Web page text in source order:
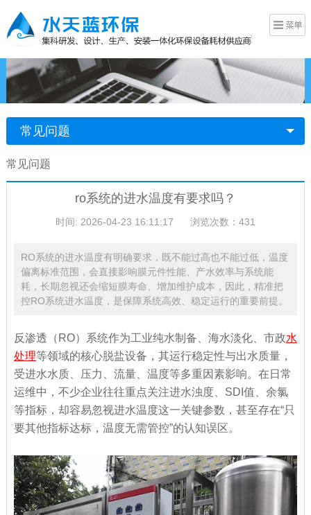
常见问题
常见问题
ro系统的进水温度有要求吗？
时间: 2026-04-23 16:11:17 浏览次数：431
RO系统的进水温度有明确要求，既不能过高也不能过低，温度
偏离标准范围，会直接影响膜元件性能、产水效率与系统能
耗，长期忽视还会缩短膜寿命、增加维护成本，因此，精准把
控RO系统进水温度，是保障系统高效、稳定运行的重要前提。
反渗透（RO）系统作为工业纯水制备、海水淡化、市政水
处理等领域的核心脱盐设备，其运行稳定性与出水质量，
受进水水质、压力、流量、温度等多重因素影响。在日常
运维中，不少企业往往重点关注进水浊度、SDI值、余氯
等指标，却容易忽视进水温度这一关键参数，甚至存在“只
要其他指标达标，温度无需管控”的认知误区。